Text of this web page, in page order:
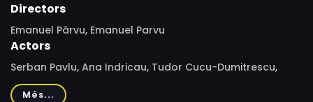
Directors
Emanuel Pârvu, Emanuel Parvu
Actors
Serban Pavlu, Ana Indricau, Tudor Cucu-Dumitrescu,
Crina Semciuc, Bianca Anastasiu, Vlad Brumaru, Dragos
Més...